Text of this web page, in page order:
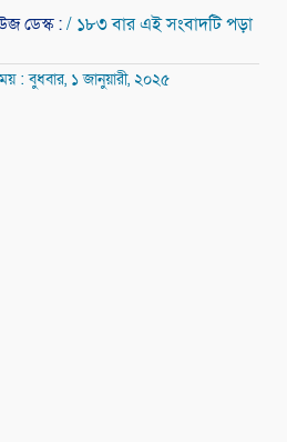
ডেস্ক :/ ১৮৩ বার এই সংবাদটি পড়া
: বুধবার, ১ জানুয়ারী, ২০২৫